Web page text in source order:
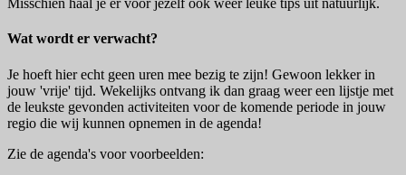
Misschien haal je er voor jezelf ook weer leuke tips uit natuurlijk.
Wat wordt er verwacht?
Je hoeft hier echt geen uren mee bezig te zijn! Gewoon lekker in
jouw 'vrije' tijd. Wekelijks ontvang ik dan graag weer een lijstje met
de leukste gevonden activiteiten voor de komende periode in jouw
regio die wij kunnen opnemen in de agenda!
Zie de agenda's voor voorbeelden: